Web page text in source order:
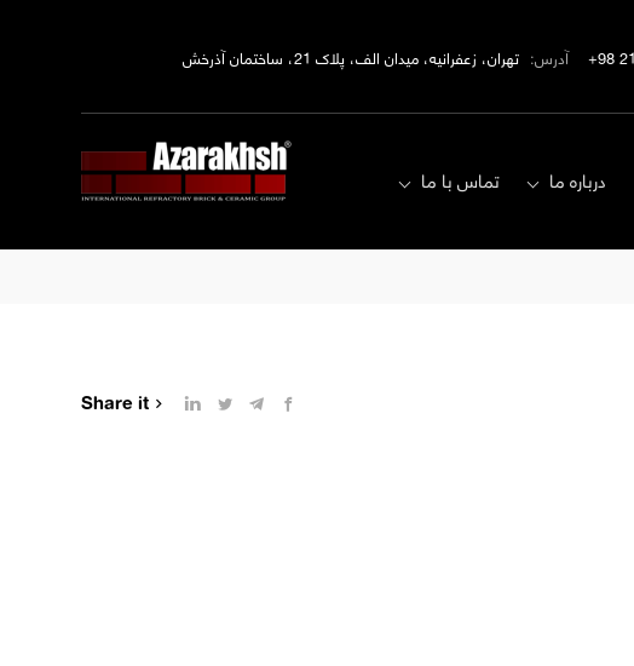
آدرس: تهران، زعفرانیه، میدان الف، پلاک 21، ساختمان آذرخش
درباره ما
تماس با ما